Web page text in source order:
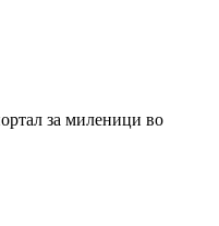
за миленици во